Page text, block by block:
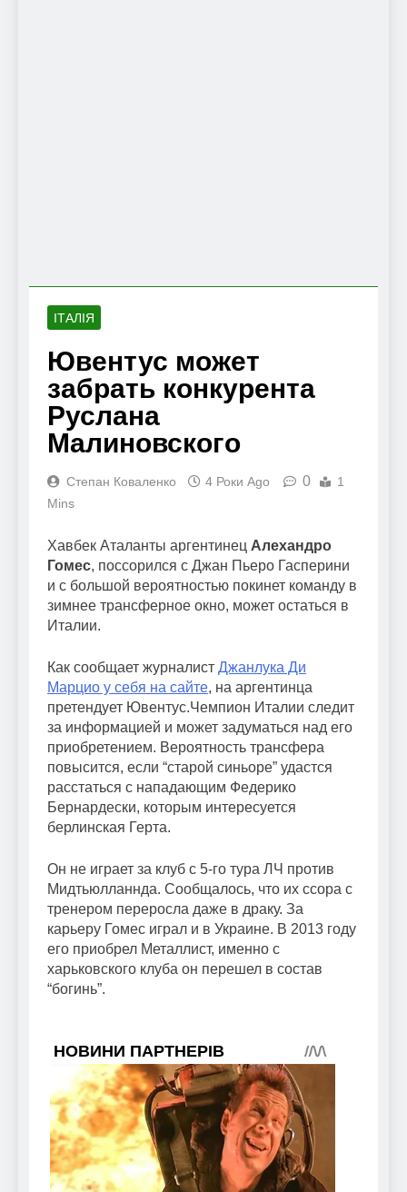
ІТАЛІЯ
Ювентус может
забрать конкурента
Руслана
Малиновского
Степан Коваленко 4 Роки Ago 0
1
Mins
Хавбек Аталанты аргентинец Алехандро
Гомес, поссорился с Джан Пьеро Гасперини
и с большой вероятностью покинет команду в
зимнее трансферное окно, может остаться в
Италии.
Как сообщает журналист Джанлука Ди
Марцио у себя на сайте, на аргентинца
претендует Ювентус.Чемпион Италии следит
за информацией и может задуматься над его
приобретением. Вероятность трансфера
повысится, если “старой синьоре” удастся
расстаться с нападающим Федерико
Бернардески, которым интересуется
берлинская Герта.
Он не играет за клуб с 5-го тура ЛЧ против
Мидтьюлланнда. Сообщалось, что их ссора с
тренером переросла даже в драку. За
карьеру Гомес играл и в Украине. В 2013 году
его приобрел Металлист, именно с
харьковского клуба он перешел в состав
“богинь”.